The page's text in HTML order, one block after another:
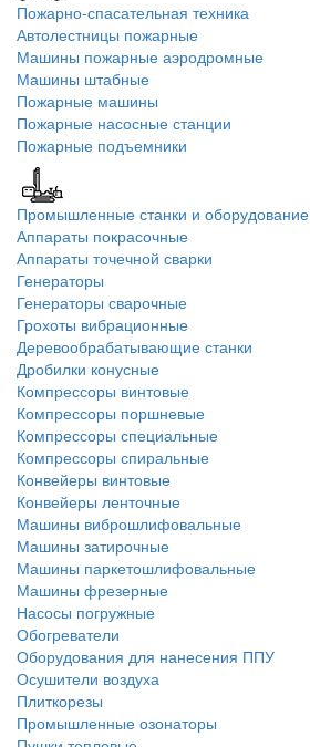
Пожарно-спасательная техника
Автолестницы пожарные
Машины пожарные аэродромные
Машины штабные
Пожарные машины
Пожарные насосные станции
Пожарные подъемники
Промышленные станки и оборудование
Аппараты покрасочные
Аппараты точечной сварки
Генераторы
Генераторы сварочные
Грохоты вибрационные
Деревообрабатывающие станки
Дробилки конусные
Компрессоры винтовые
Компрессоры поршневые
Компрессоры специальные
Компрессоры спиральные
Конвейеры винтовые
Конвейеры ленточные
Машины виброшлифовальные
Машины затирочные
Машины паркетошлифовальные
Машины фрезерные
Насосы погружные
Обогреватели
Оборудования для нанесения ППУ
Осушители воздуха
Плиткорезы
Промышленные озонаторы